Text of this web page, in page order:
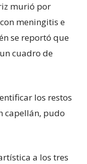
murió por
meningitis e
se reportó que
cuadro de
los restos
capellán, pudo
a los tres